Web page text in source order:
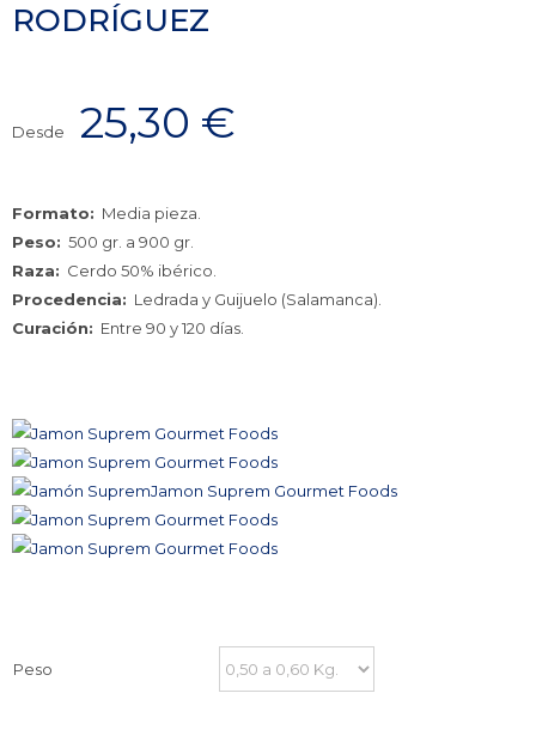
RODRÍGUEZ
Desde 25,30 €
Formato: Media pieza.
Peso: 500 gr. a 900 gr.
Raza: Cerdo 50% ibérico.
Procedencia: Ledrada y Guijuelo (Salamanca).
Curación: Entre 90 y 120 días.
Peso